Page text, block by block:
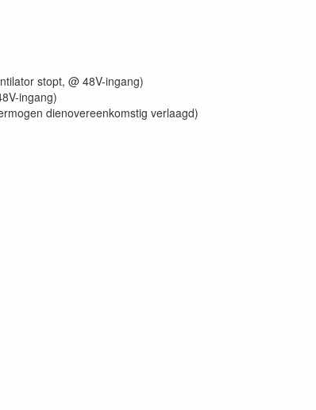
stopt, @ 48V-ingang)
ingang)
dienovereenkomstig verlaagd)